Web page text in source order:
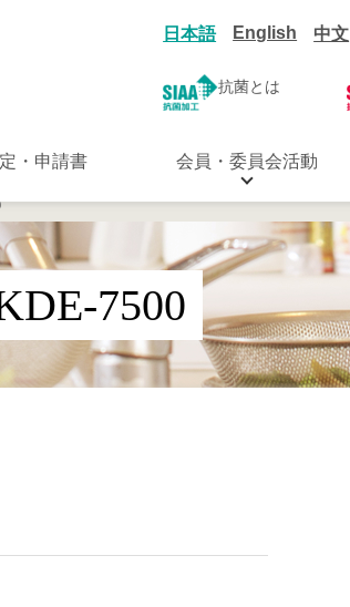
日本語 English 中文
抗菌とは
・申請書 会員・委員会活動
7500